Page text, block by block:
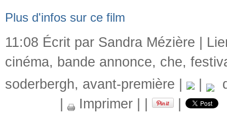
Plus d'infos sur ce film
11:08 Écrit par Sandra Mézière |
cinéma, bande annonce, che,
soderbergh, avant-première
Imprimer